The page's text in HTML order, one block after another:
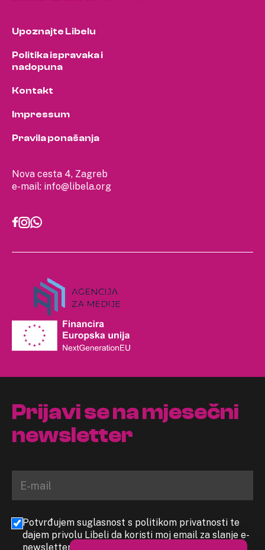
Nova cesta 4, Zagreb
e-mail: info@libela.org
Upoznajte Libelu
Politika ispravaka i
nadopuna
Kontakt
Impressum
Pravila ponašanja
Prijavi se na mjesečni
newsletter
Potvrđujem suglasnost s politikom privatnosti te
dajem privolu Libeli da koristi moj email za slanje e-
newslettera